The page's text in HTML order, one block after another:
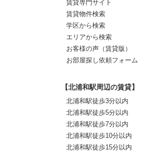
賃貸専門サイト
賃貸物件検索
学区から検索
エリアから検索
お客様の声（賃貸版）
お部屋探し依頼フォーム
【北浦和駅周辺の賃貸】
北浦和駅徒歩3分以内
北浦和駅徒歩5分以内
北浦和駅徒歩7分以内
北浦和駅徒歩10分以内
北浦和駅徒歩15分以内